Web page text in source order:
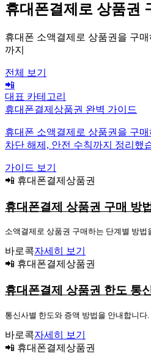
휴대폰결제로 상품권
휴대폰 소액결제로 상품권을 구
까지
전체 보기
📲
대표 카테고리
휴대폰결제상품권 완벽 가이드
휴대폰 소액결제로 상품권을 구
차단 해제, 안전 수칙까지 정리했
가이드 보기
📲 휴대폰결제상품권
휴대폰결제 상품권 구매 방
소액결제로 상품권 구매하는 단계별 방법
바로콕자세히 보기
📲 휴대폰결제상품권
휴대폰결제 상품권 한도 통
통신사별 한도와 증액 방법을 안내합니다.
바로콕자세히 보기
📲 휴대폰결제상품권